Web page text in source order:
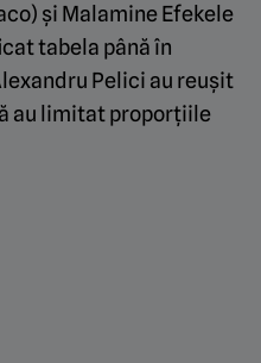
și Malamine Efekele
tabela până în
Pelici au reușit
au limitat proporțiile